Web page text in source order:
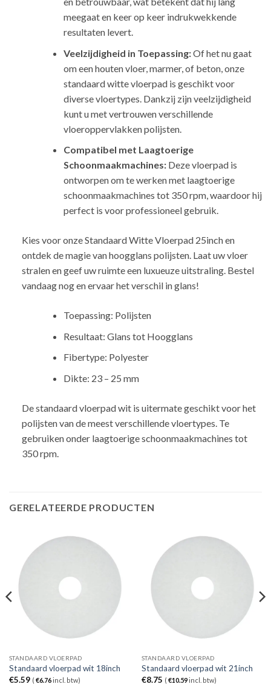
meegaat en keer op keer indrukwekkende
resultaten levert.
Veelzijdigheid in Toepassing:Of het nu gaat
om een houten vloer, marmer, of beton, onze
standaard witte vloerpad is geschikt voor
diverse vloertypes. Dankzij zijn veelzijdigheid
kunt u met vertrouwen verschillende
vloeroppervlakken polijsten.
Compatibel met Laagtoerige
Schoonmaakmachines:Deze vloerpad is
ontworpen om te werken met laagtoerige
schoonmaakmachines tot 350 rpm, waardoor hij
perfect is voor professioneel gebruik.
Kies voor onze Standaard Witte Vloerpad 25inch en
ontdek de magie van hoogglans polijsten. Laat uw vloer
stralen en geef uw ruimte een luxueuze uitstraling. Bestel
vandaag nog en ervaar het verschil in glans!
Toepassing: Polijsten
Resultaat: Glans tot Hoogglans
Fibertype: Polyester
Dikte: 23 – 25 mm
De standaard vloerpad wit is uitermate geschikt voor het
polijsten van de meest verschillende vloertypes. Te
gebruiken onder laagtoerige schoonmaakmachines tot
350 rpm.
GERELATEERDE PRODUCTEN
STANDAARD VLOERPAD
Standaard vloerpad wit 18inch
€5.59 ( €6.76incl. btw)
STANDAARD VLOERPAD
Standaard vloerpad wit 21inch
€8.75 ( €10.59incl. btw)